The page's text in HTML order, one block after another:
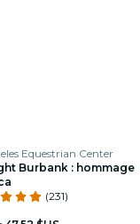
Equestrian Center
Burbank : hommage
(231)